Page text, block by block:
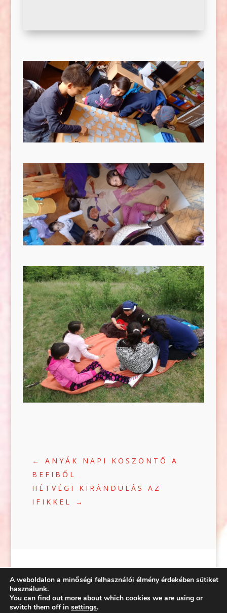
← ANYÁK NAPI KÖSZÖNTŐ A
BEFIBŐL
HÉTVÉGI KIRÁNDULÁS AZ
IFIKKEL
→
©2020 | WEB:CRÆTIVE.HU| TÁRHELY:
RACKFOREST KFT.
A weboldalon a minőségi felhasználói élmény érdekében sütiket
használunk.
You can find out more about which cookies we are using or
switch them off in settings.